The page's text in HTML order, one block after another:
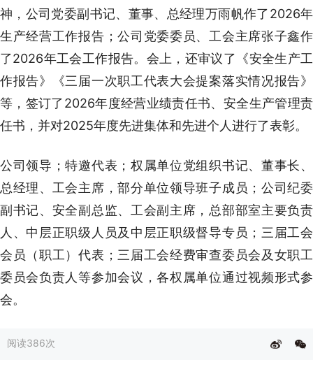
神，公司党委副书记、董事、总经理万雨帆作了2026年
生产经营工作报告；公司党委委员、工会主席张子鑫作
了2026年工会工作报告。会上，还审议了《安全生产工
作报告》《三届一次职工代表大会提案落实情况报告》
等，签订了2026年度经营业绩责任书、安全生产管理责
任书，并对2025年度先进集体和先进个人进行了表彰。
公司领导；特邀代表；权属单位党组织书记、董事长、
总经理、工会主席，部分单位领导班子成员；公司纪委
副书记、安全副总监、工会副主席，总部部室主要负责
人、中层正职级人员及中层正职级督导专员；三届工会
会员（职工）代表；三届工会经费审查委员会及女职工
委员会负责人等参加会议，各权属单位通过视频形式参
会。
阅读386次